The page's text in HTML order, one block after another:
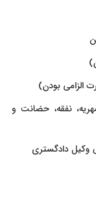
بودن)
نفقه، حضانت و
دادگستری